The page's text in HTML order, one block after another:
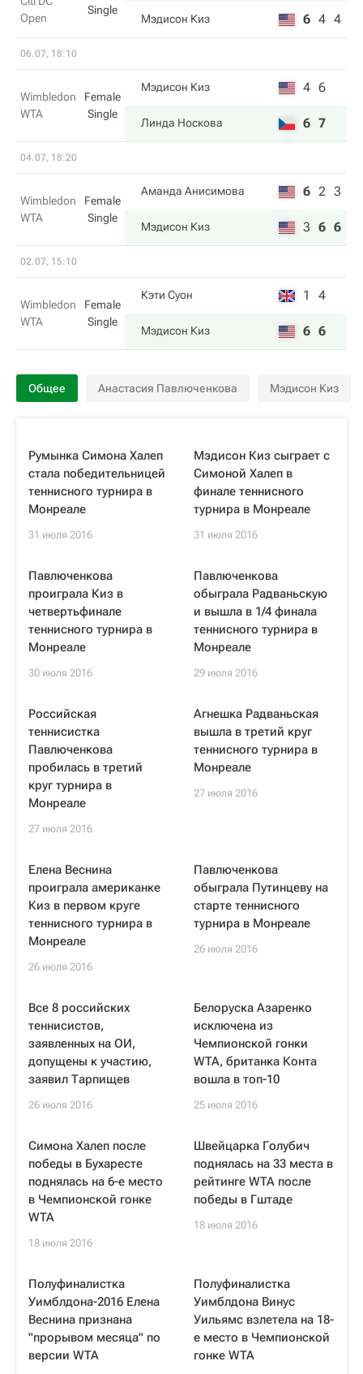
Open
Single
Мэдисон Киз 6 4 4
06.07, 18:10
Wimbledon
WTA
Female
Single
Мэдисон Киз 4 6
Линда Носкова 6 7
04.07, 18:20
Wimbledon
WTA
Female
Single
Аманда Анисимова 6 2 3
Мэдисон Киз 3 6 6
02.07, 15:10
Wimbledon
WTA
Female
Single
Кэти Суон 1 4
Мэдисон Киз 6 6
Общее Анастасия Павлюченкова Мэдисон Киз
Румынка Симона Халеп
стала победительницей
теннисного турнира в
Монреале
31 июля 2016
Мэдисон Киз сыграет с
Симоной Халеп в
финале теннисного
турнира в Монреале
31 июля 2016
Павлюченкова
проиграла Киз в
четвертьфинале
теннисного турнира в
Монреале
30 июля 2016
Павлюченкова
обыграла Радваньскую
и вышла в 1/4 финала
теннисного турнира в
Монреале
29 июля 2016
Российская
теннисистка
Павлюченкова
пробилась в третий
круг турнира в
Монреале
27 июля 2016
Агнешка Радваньская
вышла в третий круг
теннисного турнира в
Монреале
27 июля 2016
Елена Веснина
проиграла американке
Киз в первом круге
теннисного турнира в
Монреале
26 июля 2016
Павлюченкова
обыграла Путинцеву на
старте теннисного
турнира в Монреале
26 июля 2016
Все 8 российских
теннисистов,
заявленных на ОИ,
допущены к участию,
заявил Тарпищев
26 июля 2016
Белоруска Азаренко
исключена из
Чемпионской гонки
WTA, британка Конта
вошла в топ-10
25 июля 2016
Симона Халеп после
победы в Бухаресте
поднялась на 6-е место
в Чемпионской гонке
WTA
18 июля 2016
Швейцарка Голубич
поднялась на 33 места в
рейтинге WTA после
победы в Гштаде
18 июля 2016
Полуфиналистка
Уимблдона-2016 Елена
Веснина признана
"прорывом месяца" по
версии WTA
Полуфиналистка
Уимблдона Винус
Уильямс взлетела на 18-
е место в Чемпионской
гонке WTA